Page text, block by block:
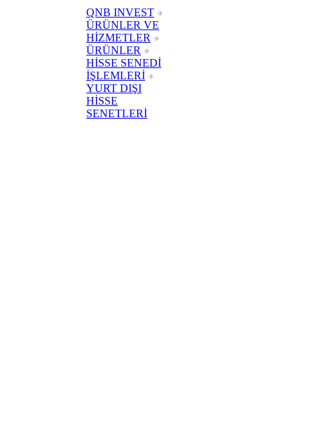
QNB INVEST
ÜRÜNLER VE
HİZMETLER
ÜRÜNLER
HİSSE SENEDİ
İŞLEMLERİ
YURT DIŞI
HİSSE
SENETLERİ